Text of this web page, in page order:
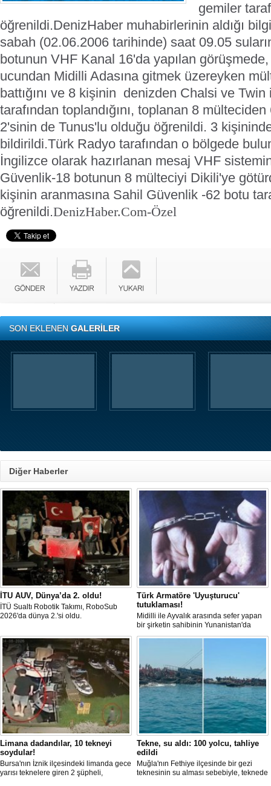
gemiler
öğrenildi.DenizHaber muhabirlerinin aldığı
sabah (02.06.2006 tarihinde) saat 09.05
botunun VHF Kanal 16'da yapılan
ucundan Midilli Adasına gitmek üzereyken
battığını ve 8 kişinin denizden Chalsi ve
tarafından toplandığını, toplanan 8 mülteciden
2'sinin de Tunus'lu olduğu öğrenildi. 3
bildirildi.Türk Radyo tarafından o bölgede
İngilizce olarak hazırlanan mesaj VHF
Güvenlik-18 botunun 8 mülteciyi Dikili'ye
kişinin aranmasına Sahil Güvenlik -62 botu
öğrenildi.DenizHaber.Com-Özel
SON EKLENENGALERİLER
Diğer Haberler
İTU AUV, Dünya’da 2. oldu!
İTÜ Sualtı Robotik Takımı, RoboSub
2026'da dünya 2.'si oldu.
Türk Armatöre 'Uyuşturucu'
tutuklaması!
Midilli ile Ayvalık arasında sefer yapan
bir şirketin sahibinin Yunanistan'da
tutuklandığı bildirildi.
Limana dadandılar, 10 tekneyi
soydular!
Bursa'nın İznik ilçesindeki limanda gece
yarısı teknelere giren 2 şüpheli,
Tekne, su aldı: 100 yolcu, tahliye
edildi
Muğla'nın Fethiye ilçesinde bir gezi
teknesinin su alması sebebiyle, teknede